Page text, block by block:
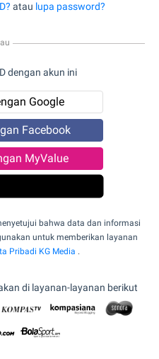
atau lupa password?
dengan akun ini
Google
Facebook
MyValue
bahwa data dan informasi
untuk memberikan layanan
Pribadi KG Media .
di layanan-layanan berikut